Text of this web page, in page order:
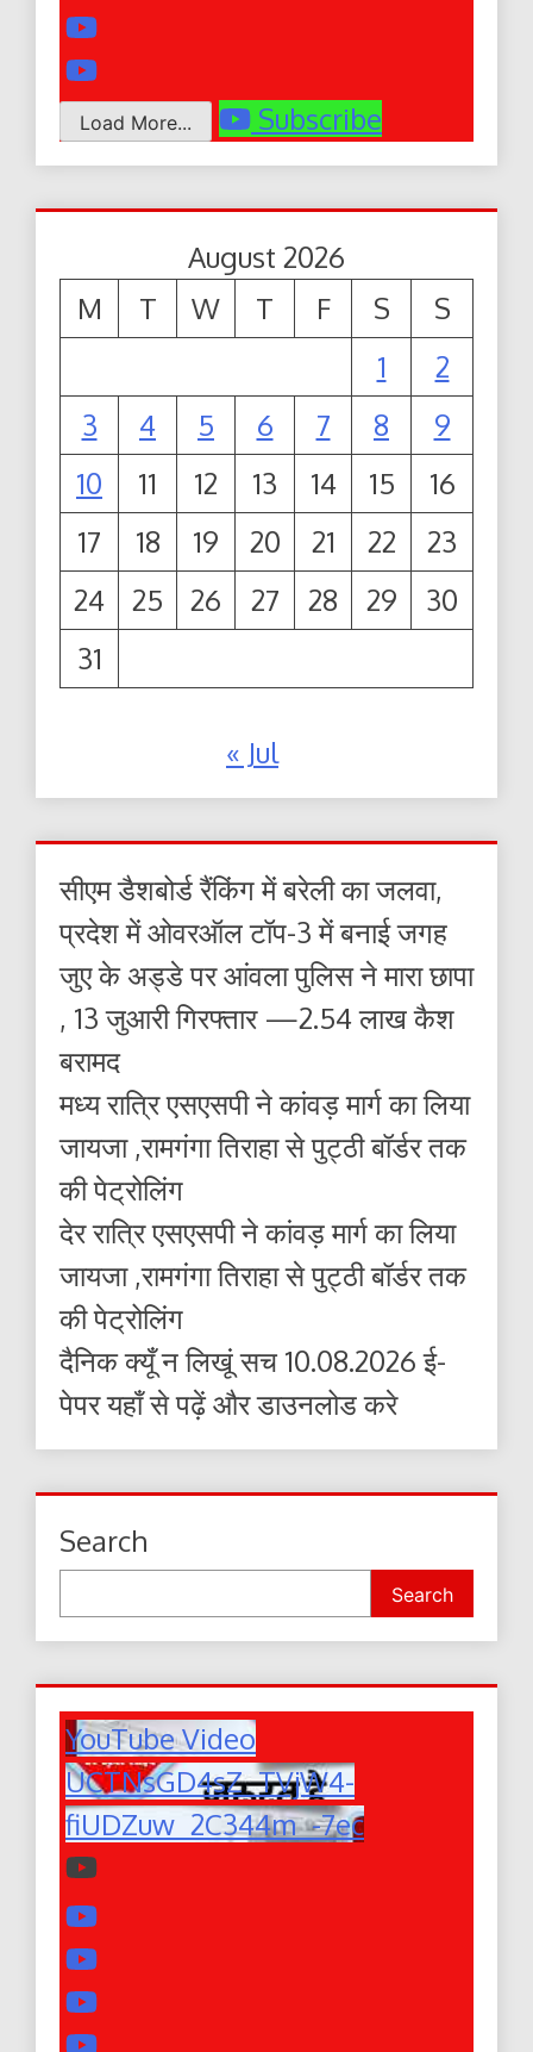
Load More... Subscribe
August 2026
M
T W T F S
S
1
2
3
4 5 6 7 8
9
10
11 12 13 14 15
16
17
18 19 20 21 22
23
24
25 26 27 28 29
30
31
« Jul
सीएम डैशबोर्ड रैंकिंग में बरेली का जलवा,
प्रदेश में ओवरऑल टॉप-3 में बनाई जगह
जुए के अड्डे पर आंवला पुलिस ने मारा छापा
, 13 जुआरी गिरफ्तार —2.54 लाख कैश
बरामद
मध्य रात्रि एसएसपी ने कांवड़ मार्ग का लिया
जायजा ,रामगंगा तिराहा से पुट्ठी बॉर्डर तक
की पेट्रोलिंग
देर रात्रि एसएसपी ने कांवड़ मार्ग का लिया
जायजा ,रामगंगा तिराहा से पुट्ठी बॉर्डर तक
की पेट्रोलिंग
दैनिक क्यूँ न लिखूं सच 10.08.2026 ई-
पेपर यहाँ से पढ़ें और डाउनलोड करे
Search
Search
YouTube Video
UCTNsGD4sZ_TVjW4-
fiUDZuw_2C344m_-7ec